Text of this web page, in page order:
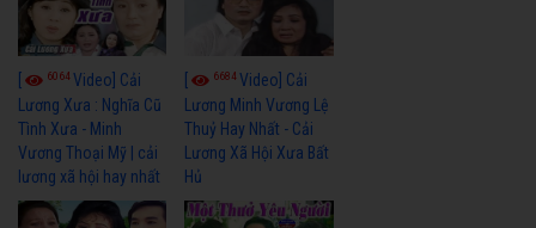
6064Video] Cải
Lương Xưa : Nghĩa Cũ
Tình Xưa - Minh
Vương Thoại Mỹ | cải
lương xã hội hay nhất
6684Video] Cải
Lương Minh Vương Lệ
Thuỷ Hay Nhất - Cải
Lương Xã Hội Xưa Bất
Hủ